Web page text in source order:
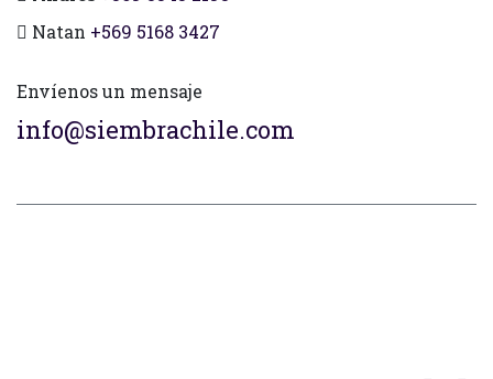
Natan +569 5168 3427
Envíenos un mensaje
info@siembrachile.com